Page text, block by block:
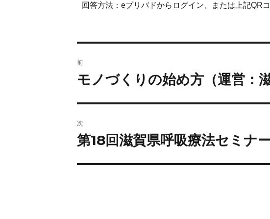
回答方法：eプリバドからログイン、または上記QR
前
モノづくりの始め方（運営：
次
第18回滋賀県呼吸療法セミナ